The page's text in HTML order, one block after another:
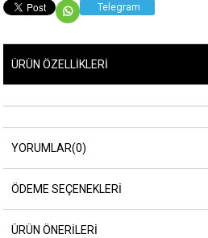
Telegram
ÜRÜN ÖZELLIKLERI
YORUMLAR(0)
ÖDEME SEÇENEKLERI
ÜRÜN ÖNERILERI